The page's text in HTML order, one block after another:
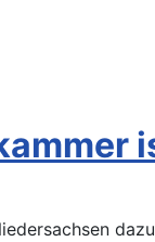
dazu